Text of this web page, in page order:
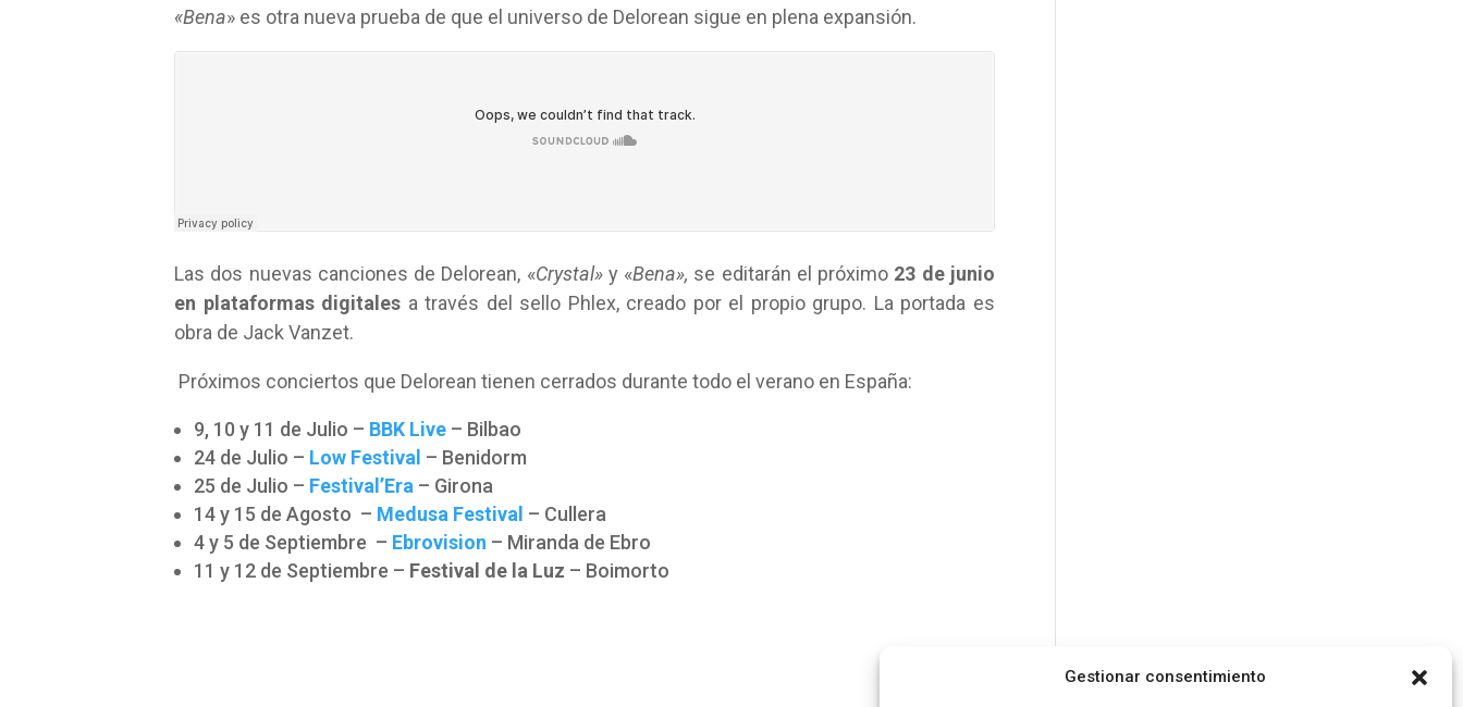
Gestionar consentimiento
«Bena» es otra nueva prueba de que el universo de Delorean sigue en plena expansión.
Las dos nuevas canciones de Delorean, «Crystal» y «Bena», se editarán el próximo 23 de junio
en plataformas digitales a través del sello Phlex, creado por el propio grupo. La portada es
obra de Jack Vanzet.
Próximos conciertos que Delorean tienen cerrados durante todo el verano en España:
9, 10 y 11 de Julio – BBK Live – Bilbao
24 de Julio – Low Festival – Benidorm
25 de Julio – Festival’Era – Girona
14 y 15 de Agosto – Medusa Festival – Cullera
4 y 5 de Septiembre – Ebrovision – Miranda de Ebro
11 y 12 de Septiembre – Festival de la Luz – Boimorto